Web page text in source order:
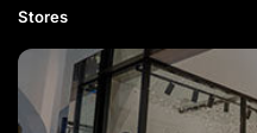
Stores